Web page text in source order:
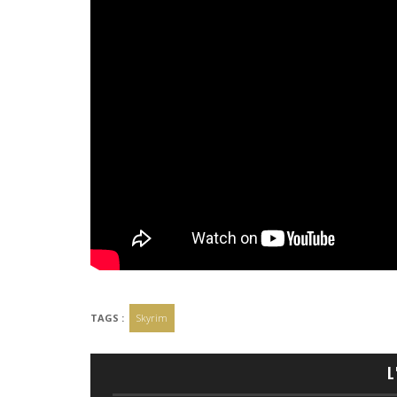
TAGS : Skyrim